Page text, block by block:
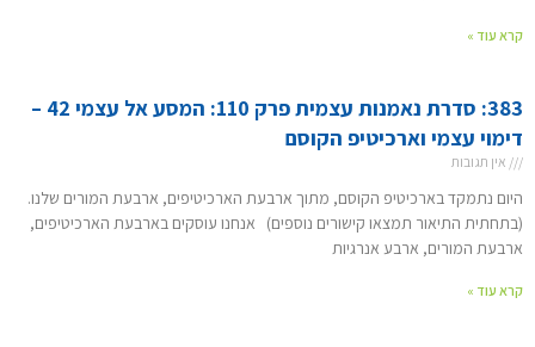
קרא עוד »
383: סדרת נאמנות עצמית פרק 110: המסע אל עצמי 42 –
דימוי עצמי וארכיטיפ הקוסם
אין תגובות
היום נתמקד בארכיטיפ הקוסם, מתוך ארבעת הארכיטיפים, ארבעת המורים שלנו.
(בתחתית התיאור תמצאו קישורים נוספים) אנחנו עוסקים בארבעת הארכיטיפים,
ארבעת המורים, ארבע אנרגיות
קרא עוד »